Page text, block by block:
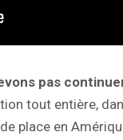
pas
tout entière,
place en